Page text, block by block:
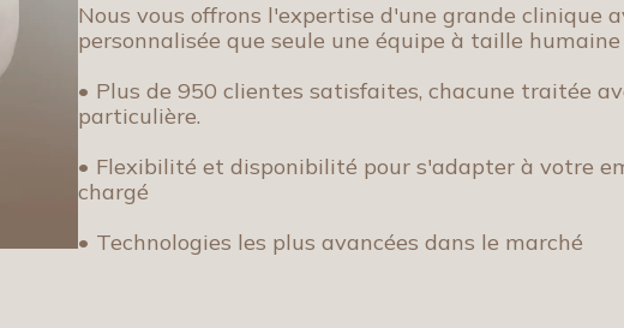
Nous vous offrons l'expertise d'une grande clinique
personnalisée que seule une équipe à taille
• Plus de 950 clientes satisfaites, chacune traitée
particulière.
• Flexibilité et disponibilité pour s'adapter à votre
chargé
• Technologies les plus avancées dans le marché